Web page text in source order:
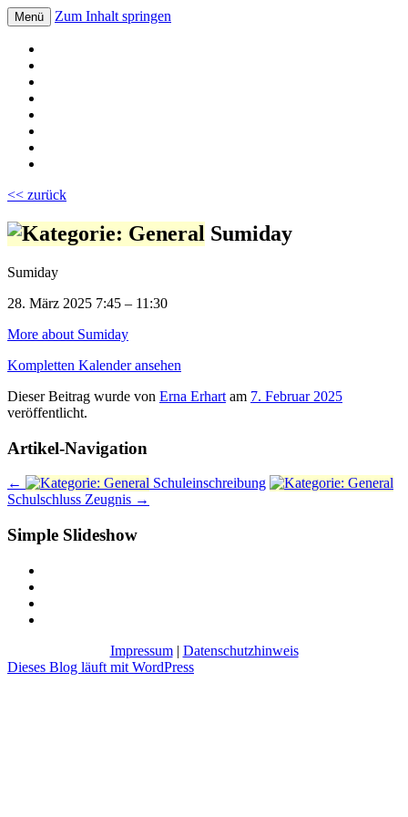
Volksschule Bad Blumau
Menü Zum Inhalt springen
<< zurück
Sumiday
Sumiday
28. März 2025 7:45 – 11:30
More about Sumiday
Kompletten Kalender ansehen
Dieser Beitrag wurde von Erna Erhart am 7. Februar 2025
veröffentlicht.
Artikel-Navigation
←
Schuleinschreibung
Schulschluss Zeugnis →
Simple Slideshow
Impressum| Datenschutzhinweis
Dieses Blog läuft mit WordPress